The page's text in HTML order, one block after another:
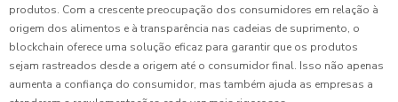
produtos. Com a crescente preocupação dos consumidores em relação à
origem dos alimentos e à transparência nas cadeias de suprimento, o
blockchain oferece uma solução eficaz para garantir que os produtos
sejam rastreados desde a origem até o consumidor final. Isso não apenas
aumenta a confiança do consumidor, mas também ajuda as empresas a